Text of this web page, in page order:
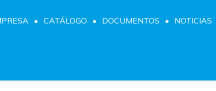
CATÁLOGO DOCUMENTOS NOTICIAS